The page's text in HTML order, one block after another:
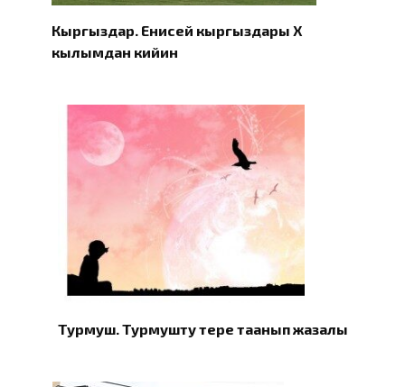
Кыргыздар. Eнисей кыргыздары X
кылымдан кийин
Турмуш. Турмушту терең таанып жазалы